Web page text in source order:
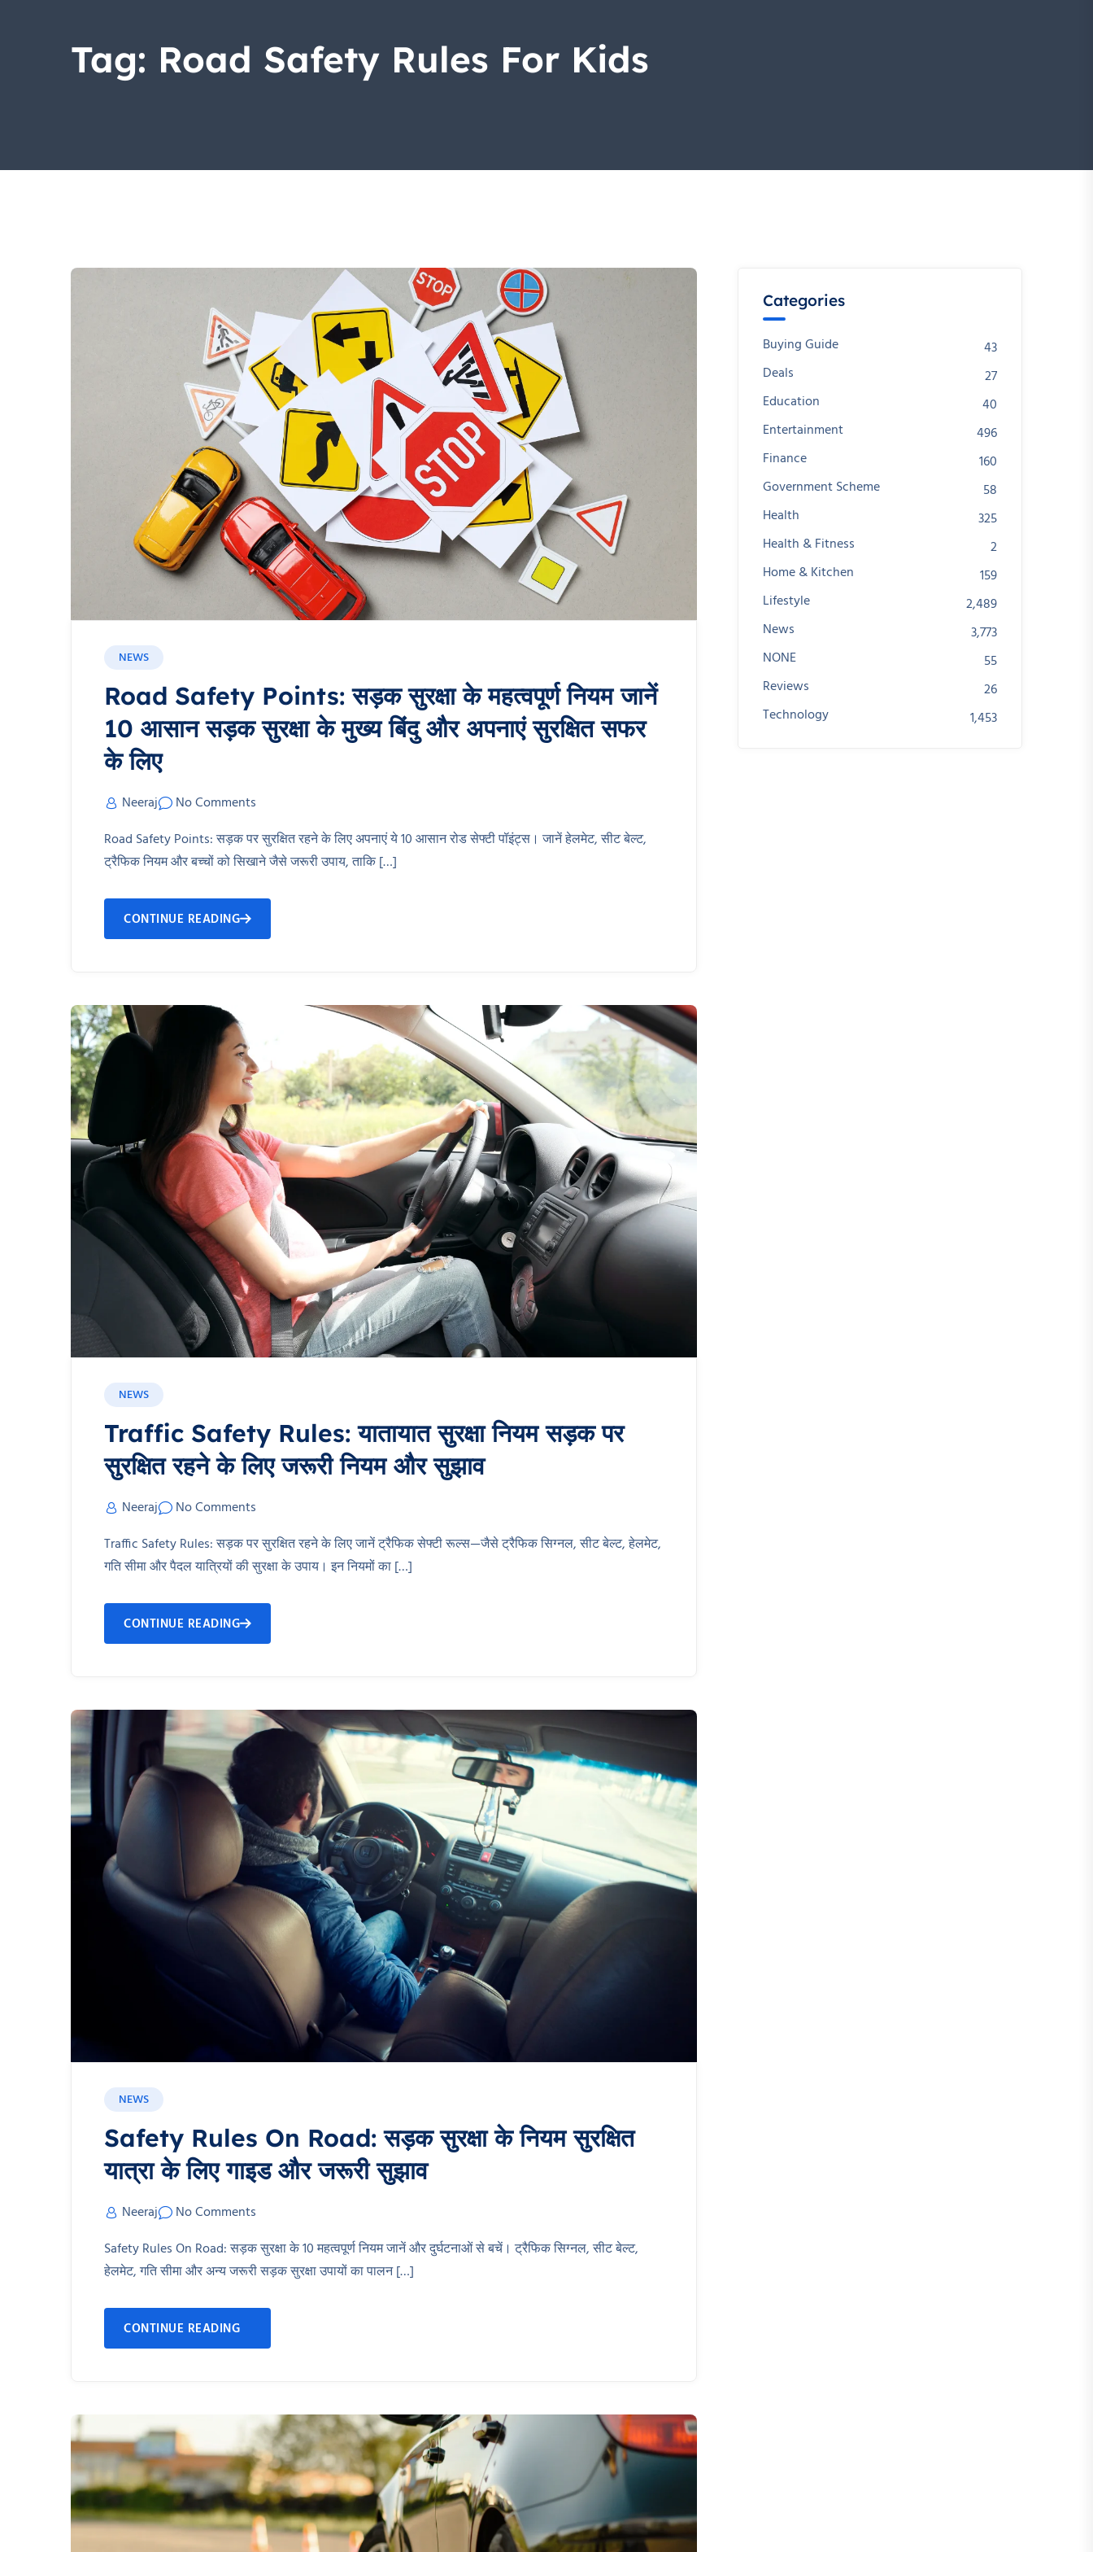
Tag: Road Safety Rules For Kids
NEWS
Road Safety Points: सड़क सुरक्षा के महत्वपूर्ण नियम जानें
10 आसान सड़क सुरक्षा के मुख्य बिंदु और अपनाएं सुरक्षित सफर
के लिए
Neeraj
No Comments
Road Safety Points: सड़क पर सुरक्षित रहने के लिए अपनाएं ये 10 आसान रोड सेफ्टी पॉइंट्स। जानें हेलमेट, सीट बेल्ट,
ट्रैफिक नियम और बच्चों को सिखाने जैसे जरूरी उपाय, ताकि […]
CONTINUE READING
NEWS
Traffic Safety Rules: यातायात सुरक्षा नियम सड़क पर
सुरक्षित रहने के लिए जरूरी नियम और सुझाव
Neeraj
No Comments
Traffic Safety Rules: सड़क पर सुरक्षित रहने के लिए जानें ट्रैफिक सेफ्टी रूल्स—जैसे ट्रैफिक सिग्नल, सीट बेल्ट, हेलमेट,
गति सीमा और पैदल यात्रियों की सुरक्षा के उपाय। इन नियमों का […]
CONTINUE READING
NEWS
Safety Rules On Road: सड़क सुरक्षा के नियम सुरक्षित
यात्रा के लिए गाइड और जरूरी सुझाव
Neeraj
No Comments
Safety Rules On Road: सड़क सुरक्षा के 10 महत्वपूर्ण नियम जानें और दुर्घटनाओं से बचें। ट्रैफिक सिग्नल, सीट बेल्ट,
हेलमेट, गति सीमा और अन्य जरूरी सड़क सुरक्षा उपायों का पालन […]
CONTINUE READING
Categories
Buying Guide
43
Deals
27
Education
40
Entertainment
496
Finance
160
Government Scheme
58
Health
325
Health & Fitness
2
Home & Kitchen
159
Lifestyle
2,489
News
3,773
NONE
55
Reviews
26
Technology
1,453